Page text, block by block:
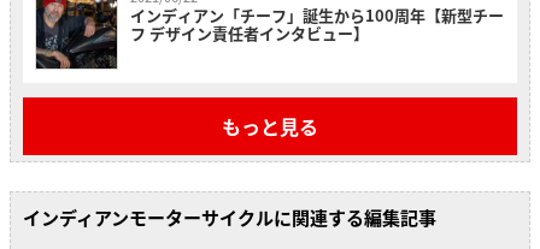
インディアン「チーフ」誕生から100周年【新型チー
フ デザイン責任者インタビュー】
もっと見る
インディアンモーターサイクルに関連する編集記事